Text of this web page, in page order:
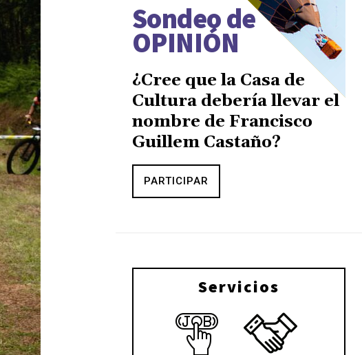
Sondeo de
OPINIÓN
¿Cree que la Casa de
Cultura debería llevar el
nombre de Francisco
Guillem Castaño?
PARTICIPAR
Servicios